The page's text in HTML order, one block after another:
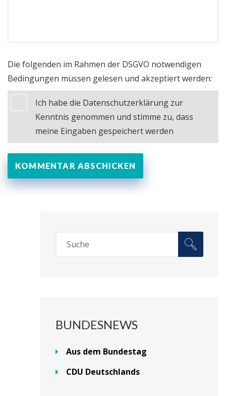
Die folgenden im Rahmen der DSGVO notwendigen
Bedingungen müssen gelesen und akzeptiert werden:
Ich habe die Datenschutzerklärung zur
Kenntnis genommen und stimme zu, dass
meine Eingaben gespeichert werden
BUNDESNEWS
Aus dem Bundestag
CDU Deutschlands